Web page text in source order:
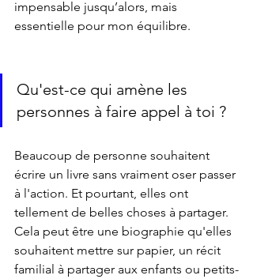
impensable jusqu’alors, mais
essentielle pour mon équilibre.
Qu'est-ce qui amène les
personnes à faire appel à toi ?
Beaucoup de personne souhaitent
écrire un livre sans vraiment oser passer
à l'action. Et pourtant, elles ont
tellement de belles choses à partager.
Cela peut être une biographie qu'elles
souhaitent mettre sur papier, un récit
familial à partager aux enfants ou petits-